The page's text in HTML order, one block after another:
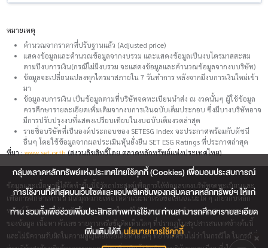
หมายเหตุ
คำนวณจากราคาที่ปรับฐานแล้ว (Adjusted price)
แสดงข้อมูลและคำนวณข้อมูลจากงบรวม และแสดงข้อมูลเป็นงบไตรมาสสะสม
ตามปีงบการเงิน(กรณีไม่มีงบรวม จะแสดงข้อมูลและคำนวณข้อมูลจากงบบริษัท)
ข้อมูลจะเปลี่ยนแปลงทุกไตรมาสภายใน 7 วันทำการ หลังจากมีงบการเงินใหม่เข้า
มา
ข้อมูลงบการเงิน เป็นข้อมูลตามที่บริษัทจดทะเบียนนำส่ง ณ งวดนั้นๆ ผู้ใช้ข้อมูล
ควรศึกษารายละเอียดเพิ่มเติมจากงบการเงินฉบับเต็มประกอบ ซึ่งมีบางบริษัทอาจ
มีการปรับปรุงงบที่แสดงเปรียบเทียบในงบฉบับเต็มงวดล่าสุด
รายชื่อบริษัทที่เป็นองค์ประกอบของ SETESG Index จะประกาศพร้อมกับดัชนี
อื่นๆ โดยใช้ข้อมูลจากผลประเมินหุ้นยั่งยืน SET ESG Ratings ที่ประกาศล่าสุด
ที่มา :www.set.or.th(สงวนลิขสิทธิ์โดย ตลาดหลักทรัพย์แห่งประเทศไทย)
ข้อมูลและเนื้อหาที่ได้จัดทำขึ้นนี้มีวัตถุประสงค์เพื่อการให้ข้อมูลของบริษัทจดทะเบียนและ
เพื่อการศึกษาเท่านั้น มิได้มุ่งหมายเพื่อให้คำแนะนำหรือข้อเสนอแนะใด ๆ เกี่ยวกับหลัก
ทรัพย์ โดยตลาดหลักทรัพย์แห่งประเทศไทยมิได้รับรองความถูกต้องเหมาะสมและครบถ้วน
ของข้อมูล เนื้อหา ตัวเลข รายงานหรือข้อคิดเห็นใดๆ ที่ปรากฎในสรุปสารสนเทศข้างต้นนี้
และไม่มีความรับผิดในความสูญเสียหรือเสียหายใดๆ ที่อาจเกิดขึ้นไม่ว่าในกรณีใด ในกรณีที่
กลุ่มตลาดหลักทรัพย์แห่งประเทศไทยใช้คุกกี้ (Cookies) เพื่อมอบประสบการณ์
การใช้งานที่ดีที่สุดบนเว็บไซต์และแอปพลิเคชันของกลุ่มตลาดหลักทรัพย์ฯ ให้แก่
ท่าน รวมทั้งเพื่อช่วยเพิ่มประสิทธิภาพการใช้งาน ท่านสามารถศึกษารายละเอียด
เพิ่มเติมได้ที่นโยบายการใช้คุกกี้